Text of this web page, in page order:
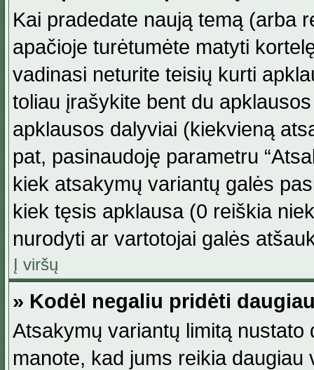
Kai pradedate naują temą (arba
apačioje turėtumėte matyti
vadinasi neturite teisių kurti
toliau įrašykite bent du
apklausos dalyviai (kiekvieną
pat, pasinaudoję parametru
kiek atsakymų variantų galės
kiek tęsis apklausa (0 reiškia
nurodyti ar vartotojai galės
Į viršų
» Kodėl negaliu pridėti
Atsakymų variantų limitą
manote, kad jums reikia daugiau